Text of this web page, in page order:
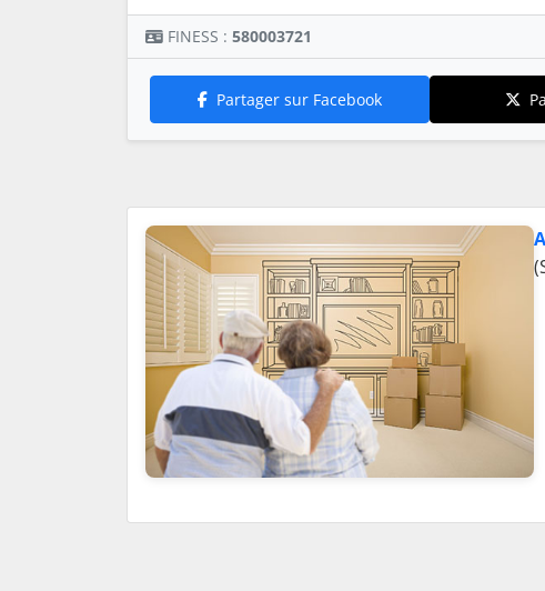
FINESS : 580003721
Partager sur Facebook